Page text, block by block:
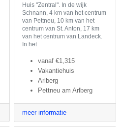
Huis "Zentral". In de wijk
Schnann, 4 km van het centrum
van Pettneu, 10 km van het
centrum van St. Anton, 17 km
van het centrum van Landeck.
In het
vanaf €1,315
Vakantiehuis
Arlberg
Pettneu am Arlberg
meer informatie